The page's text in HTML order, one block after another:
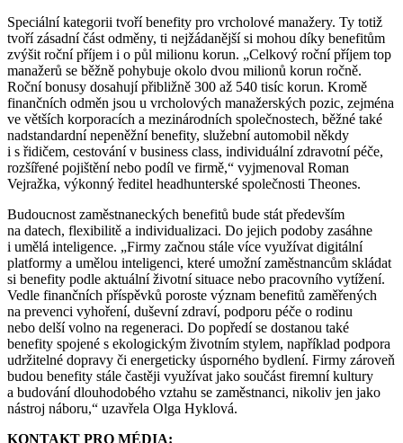
Speciální kategorii tvoří benefity pro vrcholové manažery. Ty totiž
tvoří zásadní část odměny, ti nejžádanější si mohou díky benefitům
zvýšit roční příjem i o půl milionu korun. „Celkový roční příjem top
manažerů se běžně pohybuje okolo dvou milionů korun ročně.
Roční bonusy dosahují přibližně 300 až 540 tisíc korun. Kromě
finančních odměn jsou u vrcholových manažerských pozic, zejména
ve větších korporacích a mezinárodních společnostech, běžné také
nadstandardní nepeněžní benefity, služební automobil někdy
i s řidičem, cestování v business class, individuální zdravotní péče,
rozšířené pojištění nebo podíl ve firmě,“ vyjmenoval Roman
Vejražka, výkonný ředitel headhunterské společnosti Theones.
Budoucnost zaměstnaneckých benefitů bude stát především
na datech, flexibilitě a individualizaci. Do jejich podoby zasáhne
i umělá inteligence. „Firmy začnou stále více využívat digitální
platformy a umělou inteligenci, které umožní zaměstnancům skládat
si benefity podle aktuální životní situace nebo pracovního vytížení.
Vedle finančních příspěvků poroste význam benefitů zaměřených
na prevenci vyhoření, duševní zdraví, podporu péče o rodinu
nebo delší volno na regeneraci. Do popředí se dostanou také
benefity spojené s ekologickým životním stylem, například podpora
udržitelné dopravy či energeticky úsporného bydlení. Firmy zároveň
budou benefity stále častěji využívat jako součást firemní kultury
a budování dlouhodobého vztahu se zaměstnanci, nikoliv jen jako
nástroj náboru,“ uzavřela Olga Hyklová.
KONTAKT PRO MÉDIA: